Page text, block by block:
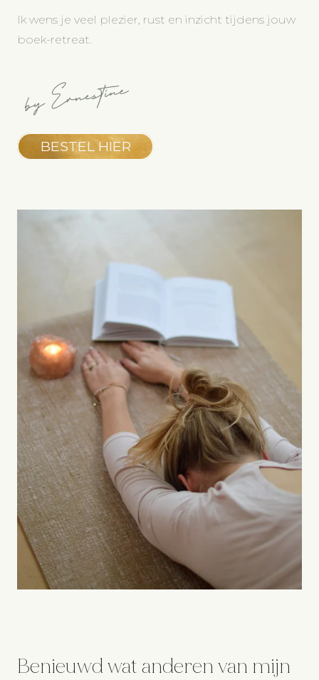
Ik wens je veel plezier, rust en inzicht tijdens jouw
boek-retreat.
BESTEL HIER
Benieuwd wat anderen van mijn